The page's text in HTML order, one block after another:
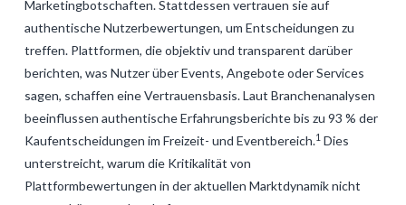
Marketingbotschaften. Stattdessen vertrauen sie auf
authentische Nutzerbewertungen, um Entscheidungen zu
treffen. Plattformen, die objektiv und transparent darüber
berichten, was Nutzer über Events, Angebote oder Services
sagen, schaffen eine Vertrauensbasis. Laut Branchenanalysen
beeinflussen authentische Erfahrungsberichte bis zu 93 % der
Kaufentscheidungen im Freizeit- und Eventbereich.1Dies
unterstreicht, warum die Kritikalität von
Plattformbewertungen in der aktuellen Marktdynamik nicht